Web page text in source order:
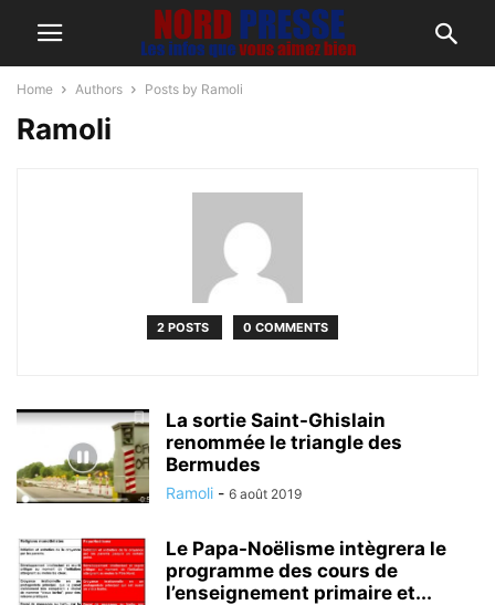
Home Authors Posts by Ramoli
Ramoli
2 POSTS 0 COMMENTS
La sortie Saint-Ghislain
renommée le triangle des
Bermudes
Ramoli - 6 août 2019
Le Papa-Noëlisme intègrera le
programme des cours de
l’enseignement primaire et...